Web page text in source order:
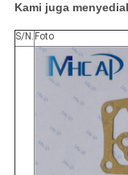
Kami juga
S/N. Foto